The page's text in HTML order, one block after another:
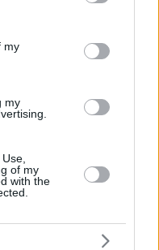
its third-party tags to
in below Google
my
my
of my
with the
Δημόσιο
αποκτήσει από
θα τα
σε όσους
ότι η
στην
μελέτη
"Αυτά τα
στον χώρο όπου